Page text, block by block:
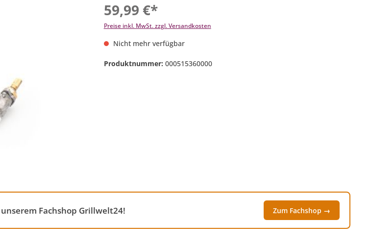
59,99 €*
Preise inkl. MwSt. zzgl. Versandkosten
Nicht mehr verfügbar
Produktnummer: 000515360000
Fachshop Grillwelt24! Zum Fachshop →